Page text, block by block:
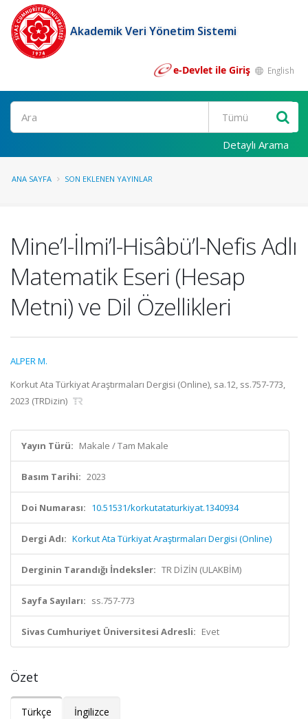
Akademik Veri Yönetim Sistemi
e-Devlet ile Giriş English
Ara
Detaylı Arama
ANA SAYFA SON EKLENEN YAYINLAR
Mine’l-İlmi’l-Hisâbü’l-Nefis Adlı
Matematik Eseri (Hesap
Metni) ve Dil Özellikleri
ALPER M.
Korkut Ata Türkiyat Araştırmaları Dergisi (Online), sa.12, ss.757-773,
2023 (TRDizin)
Yayın Türü: Makale / Tam Makale
Basım Tarihi: 2023
Doi Numarası: 10.51531/korkutataturkiyat.1340934
Dergi Adı: Korkut Ata Türkiyat Araştırmaları Dergisi (Online)
Derginin Tarandığı İndeksler: TR DİZİN (ULAKBİM)
Sayfa Sayıları: ss.757-773
Sivas Cumhuriyet Üniversitesi Adresli: Evet
Özet
Türkçe İngilizce